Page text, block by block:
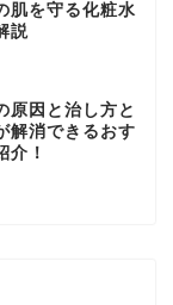
肌を守る化粧水
説
原因と治し方と
解消できるおす
介！